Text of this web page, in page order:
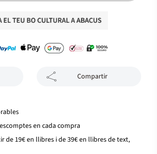
Compartir
en cada compra
de 19€ en llibres i de 39€ en llibres de text,